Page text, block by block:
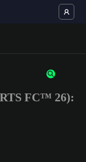
or numbers
FC™ 26):